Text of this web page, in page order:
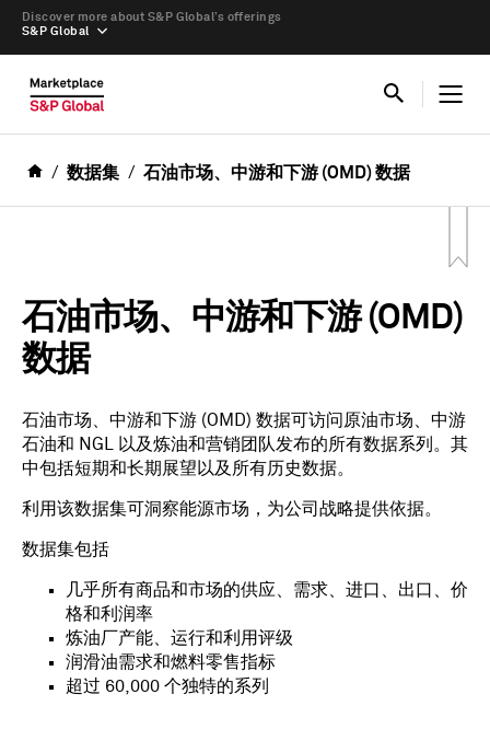
S&P Global
Discover more about S&P Global’s offerings
数据集 石油市场、中游和下游 (OMD) 数据
石油市场、中游和下游 (OMD)
数据
石油市场、中游和下游 (OMD) 数据可访问原油市场、中游
石油和 NGL 以及炼油和营销团队发布的所有数据系列。其
中包括短期和长期展望以及所有历史数据。
利用该数据集可洞察能源市场，为公司战略提供依据。
数据集包括
几乎所有商品和市场的供应、需求、进口、出口、价
格和利润率
炼油厂产能、运行和利用评级
润滑油需求和燃料零售指标
超过 60,000 个独特的系列